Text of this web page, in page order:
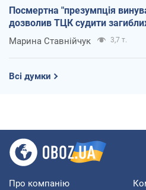
Посмертна "презумпція
дозволив ТЦК судити
Марина Ставнійчук 3,7 т.
Всі думки
Про компанію